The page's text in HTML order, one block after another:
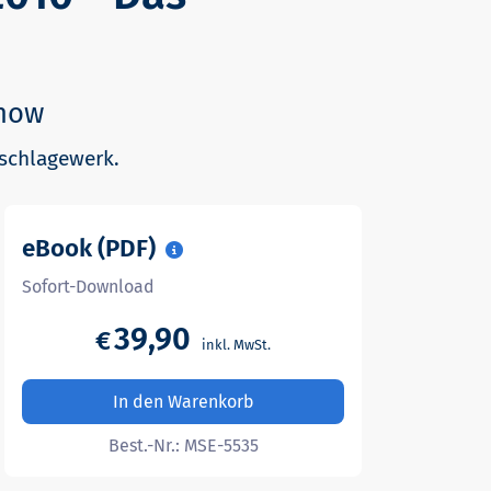
eBook (PDF)
Sofort-Download
€39,90
In den Warenkorb
Best.-Nr.: MSE-5535